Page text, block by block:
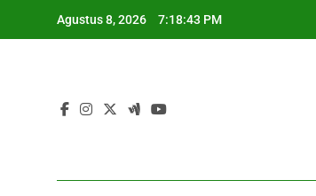
Agustus 8, 2026 7:18:44 PM